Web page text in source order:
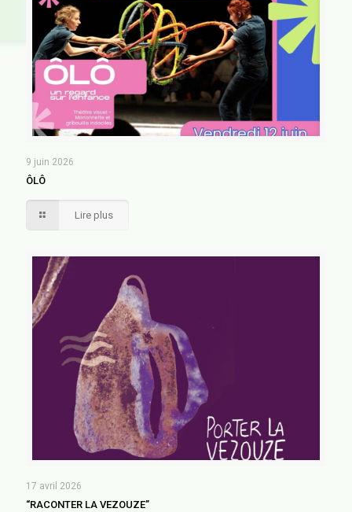
9 juin 2026
ÔLÔ
Lire plus
17 avril 2026
“RACONTER LA VEZOUZE”